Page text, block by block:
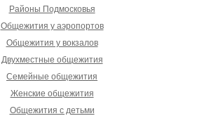
Районы Подмосковья
Общежития у аэропортов
Общежития у вокзалов
Двухместные общежития
Семейные общежития
Женские общежития
Общежития с детьми